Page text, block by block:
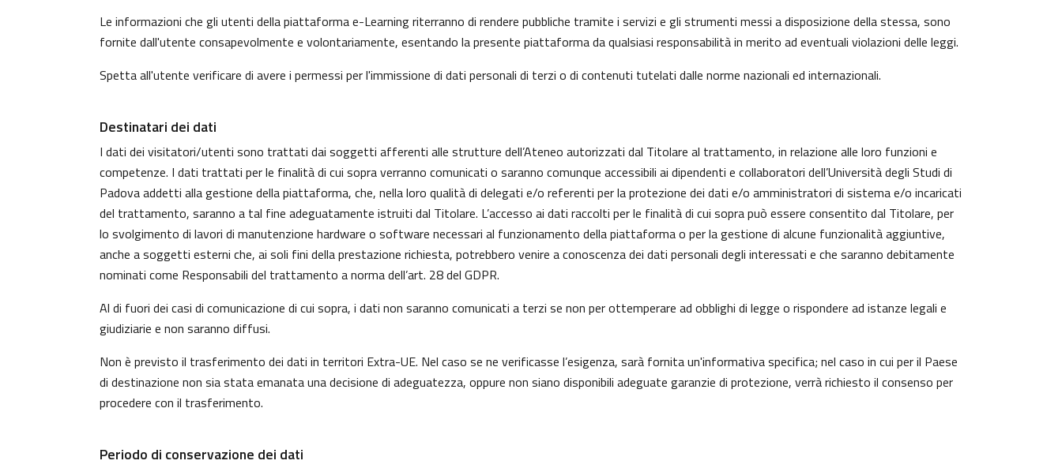
Le informazioni che gli utenti della piattaforma e-Learning riterranno di rendere pubbliche tramite i servizi e gli strumenti messi a disposizione della stessa, sono
fornite dall'utente consapevolmente e volontariamente, esentando la presente piattaforma da qualsiasi responsabilità in merito ad eventuali violazioni delle leggi.
Spetta all'utente verificare di avere i permessi per l'immissione di dati personali di terzi o di contenuti tutelati dalle norme nazionali ed internazionali.
Destinatari dei dati
I dati dei visitatori/utenti sono trattati dai soggetti afferenti alle strutture dell’Ateneo autorizzati dal Titolare al trattamento, in relazione alle loro funzioni e
competenze. I dati trattati per le finalità di cui sopra verranno comunicati o saranno comunque accessibili ai dipendenti e collaboratori dell’Università degli Studi di
Padova addetti alla gestione della piattaforma, che, nella loro qualità di delegati e/o referenti per la protezione dei dati e/o amministratori di sistema e/o incaricati
del trattamento, saranno a tal fine adeguatamente istruiti dal Titolare. L’accesso ai dati raccolti per le finalità di cui sopra può essere consentito dal Titolare, per
lo svolgimento di lavori di manutenzione hardware o software necessari al funzionamento della piattaforma o per la gestione di alcune funzionalità aggiuntive,
anche a soggetti esterni che, ai soli fini della prestazione richiesta, potrebbero venire a conoscenza dei dati personali degli interessati e che saranno debitamente
nominati come Responsabili del trattamento a norma dell’art. 28 del GDPR.
Al di fuori dei casi di comunicazione di cui sopra, i dati non saranno comunicati a terzi se non per ottemperare ad obblighi di legge o rispondere ad istanze legali e
giudiziarie e non saranno diffusi.
Non è previsto il trasferimento dei dati in territori Extra-UE. Nel caso se ne verificasse l’esigenza, sarà fornita un'informativa specifica; nel caso in cui per il Paese
di destinazione non sia stata emanata una decisione di adeguatezza, oppure non siano disponibili adeguate garanzie di protezione, verrà richiesto il consenso per
procedere con il trasferimento.
Periodo di conservazione dei dati